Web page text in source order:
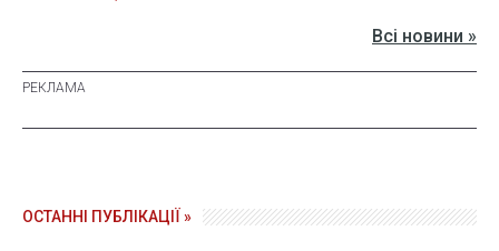
Всі новини »
ОСТАННІ ПУБЛІКАЦІЇ »